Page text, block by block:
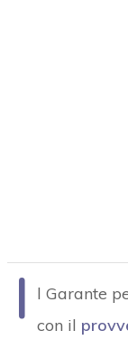
I
l Garante
con il